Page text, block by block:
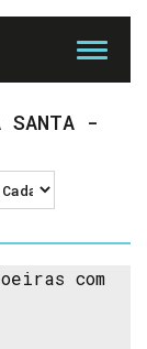
SANTA -